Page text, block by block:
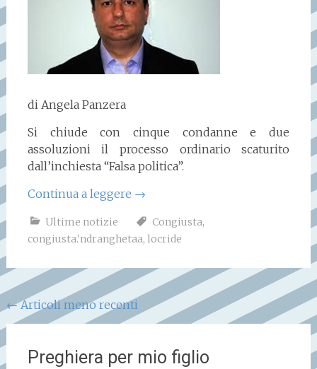
di Angela Panzera
Si chiude con cinque condanne e due
assoluzioni il processo ordinario scaturito
dall’inchiesta “Falsa politica”.
Continua a leggere →
Ultime notizie Congiusta,
congiusta.'ndranghetaa, locride
Navigazione
articoli
←Articoli meno recenti
Preghiera per mio figlio